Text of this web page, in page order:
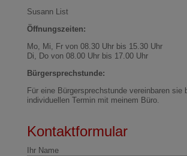
Susann List
Öffnungszeiten:
Mo, Mi, Fr von 08.30 Uhr bis 15.30 Uhr
Di, Do von 08.00 Uhr bis 17.00 Uhr
Bürgersprechstunde:
Für eine Bürgersprechstunde vereinbaren sie
individuellen Termin mit meinem Büro.
Kontaktformular
Ihr Name